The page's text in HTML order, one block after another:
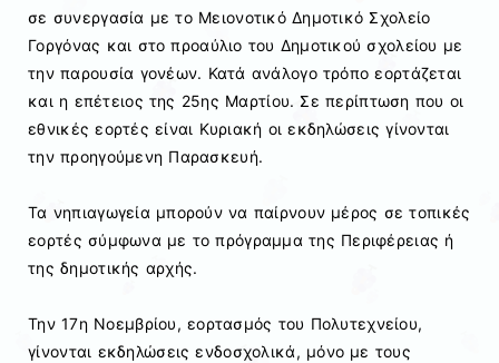
σε συνεργασία με το Μειονοτικό Δημοτικό Σχολείο
Γοργόνας και στο προαύλιο του Δημοτικού σχολείου με
την παρουσία γονέων. Κατά ανάλογο τρόπο εορτάζεται
και η επέτειος της 25ης Μαρτίου. Σε περίπτωση που οι
εθνικές εορτές είναι Κυριακή οι εκδηλώσεις γίνονται
την προηγούμενη Παρασκευή.
Τα νηπιαγωγεία μπορούν να παίρνουν μέρος σε τοπικές
εορτές σύμφωνα με το πρόγραμμα της Περιφέρειας ή
της δημοτικής αρχής.
Την 17η Νοεμβρίου, εορτασμός του Πολυτεχνείου,
γίνονται εκδηλώσεις ενδοσχολικά, μόνο με τους